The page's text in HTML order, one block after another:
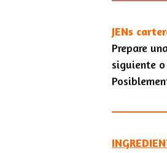
JENs
Prepare
siguiente